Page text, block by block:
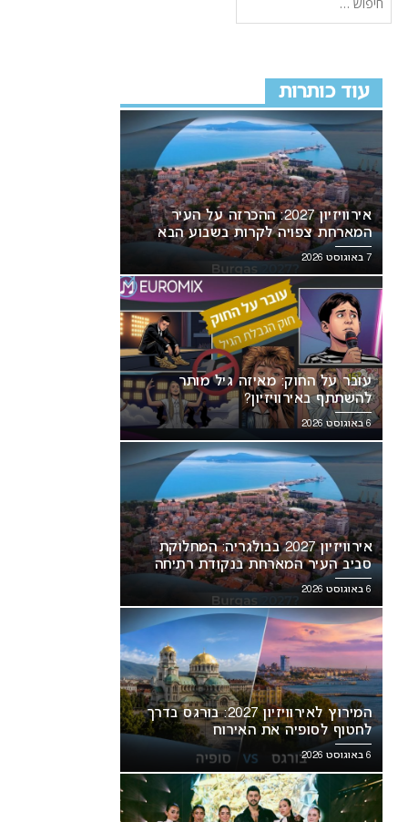
עוד כותרות
אירוויזיון 2027: ההכרזה על העיר
המארחת צפויה לקרות בשבוע הבא
7 באוגוסט 2026
עובר על החוק: מאיזה גיל מותר
להשתתף באירוויזיון?
6 באוגוסט 2026
אירוויזיון 2027 בבולגריה: המחלוקת
סביב העיר המארחת בנקודת רתיחה
6 באוגוסט 2026
המירוץ לאירוויזיון 2027: בורגס בדרך
לחטוף לסופיה את האירוח
6 באוגוסט 2026